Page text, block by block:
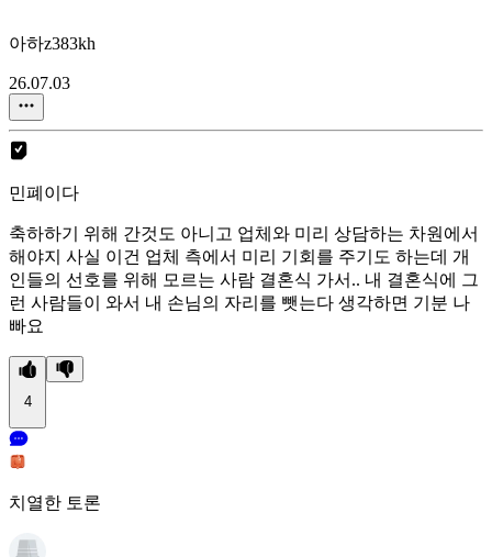
아하z383kh
26.07.03
민폐이다
축하하기 위해 간것도 아니고 업체와 미리 상담하는 차원에서
해야지 사실 이건 업체 측에서 미리 기회를 주기도 하는데 개
인들의 선호를 위해 모르는 사람 결혼식 가서.. 내 결혼식에 그
런 사람들이 와서 내 손님의 자리를 뺏는다 생각하면 기분 나
빠요
4
치열한 토론